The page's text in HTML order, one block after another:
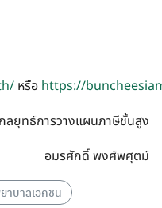
หรือ https://
ลยุทธ์การวางแผนภาษีชั้นสูง
อมรศักดิ์ พงศ์พศุตม์
าบาลเอกชน